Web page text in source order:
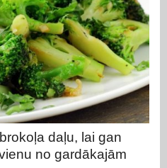
daļu, lai gan
no gardākajām